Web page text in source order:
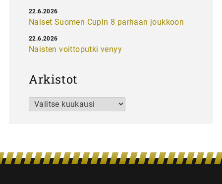
Naiset Suomen Cupin 8 parhaan joukkoon
22.6.2026
Naisten voittoputki venyy
22.6.2026
Arkistot
Arkistot